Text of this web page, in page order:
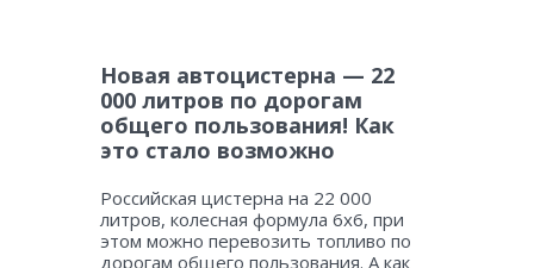
Новая автоцистерна — 22
000 литров по дорогам
общего пользования! Как
это стало возможно
Российская цистерна на 22 000
литров, колесная формула 6х6, при
этом можно перевозить топливо по
дорогам общего пользования. А как